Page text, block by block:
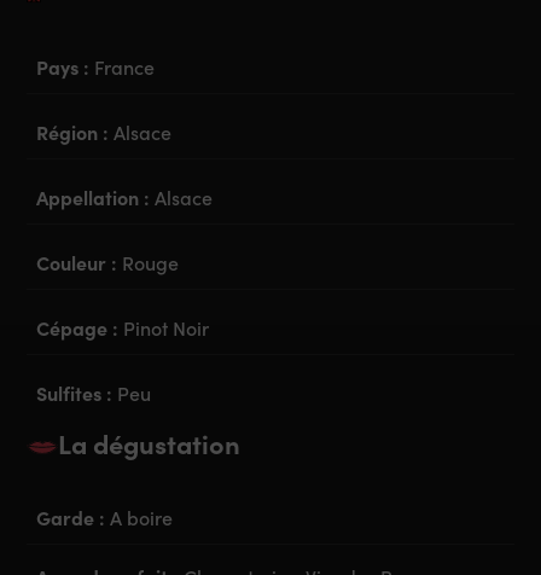
Pays : France
Région :Alsace
Appellation :Alsace
Couleur : Rouge
Cépage : Pinot Noir
Sulfites : Peu
La dégustation
Garde :A boire